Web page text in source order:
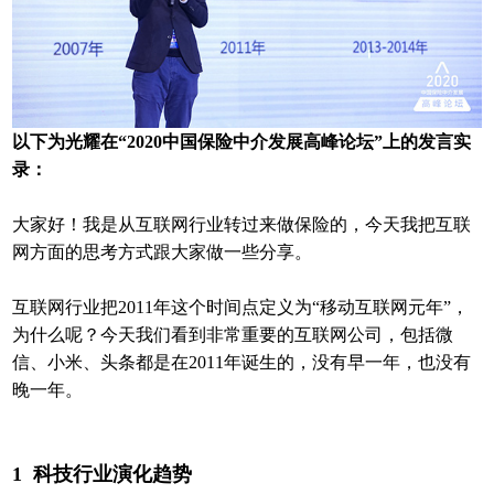
以下为光耀在“2020中国保险中介发展高峰论坛”上的发言实
录：
大家好！我是从互联网行业转过来做保险的，今天我把互联
网方面的思考方式跟大家做一些分享。
互联网行业把2011年这个时间点定义为“移动互联网元年”，
为什么呢？今天我们看到非常重要的互联网公司，包括微
信、小米、头条都是在2011年诞生的，没有早一年，也没有
晚一年。
1 科技行业演化趋势